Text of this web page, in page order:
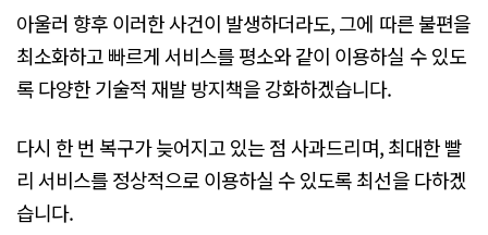
아울러 향후 이러한 사건이 발생하더라도, 그에 따른 불편을
최소화하고 빠르게 서비스를 평소와 같이 이용하실 수 있도
록 다양한 기술적 재발 방지책을 강화하겠습니다.
다시 한 번 복구가 늦어지고 있는 점 사과드리며, 최대한 빨
리 서비스를 정상적으로 이용하실 수 있도록 최선을 다하겠
습니다.